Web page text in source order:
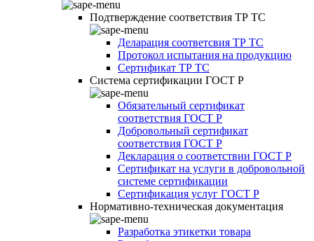
Подтверждение соответствия ТР ТС
Деларация соответсвия ТР ТС
Протокол испытания на продукцию
Сертификат ТР ТС
Система сертификации ГОСТ Р
Обязательный сертификат
соответствия ГОСТ Р
Добровольный сертификат
соответствия ГОСТ Р
Декларация о соответствии ГОСТ Р
Сертификат на услуги в добровольной
системе сертификации
Сертификация услуг ГОСТ Р
Нормативно-техническая документация
Разработка этикетки товара